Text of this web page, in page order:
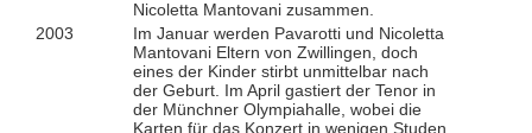
Nicoletta Mantovani zusammen.
2003
Im Januar werden Pavarotti und Nicoletta
Mantovani Eltern von Zwillingen, doch
eines der Kinder stirbt unmittelbar nach
der Geburt. Im April gastiert der Tenor in
der Münchner Olympiahalle, wobei die
Karten für das Konzert in wenigen Studen